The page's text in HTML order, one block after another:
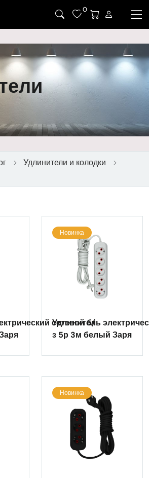
0
Удлинители и колодки
сетевой б/
Новинка
Удлинитель
з 5р 3м белый Заря
Новинка